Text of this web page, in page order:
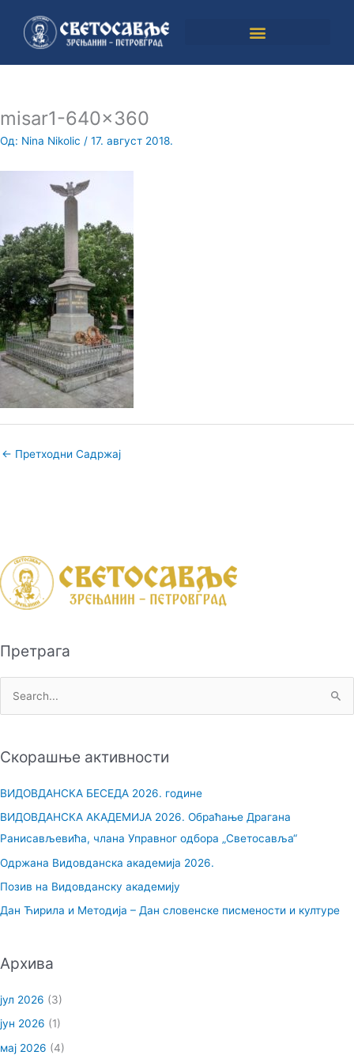
садржај
misar1-640×360
Од: Nina Nikolic / 17. август 2018.
← Претходни Садржај
Претрага
т
з
а
:
Скорашње активности
ВИДОВДАНСКА БЕСЕДА 2026. године
ВИДОВДАНСКА АКАДЕМИЈА 2026. Обраћање Драгана
Ранисављевића, члана Управног одбора „Светосавља“
Одржана Видовданска академија 2026.
Позив на Видовданску академију
Дан Ћирила и Методија – Дан словенске писмености и културе
Архива
јул 2026 (3)
јун 2026 (1)
мај 2026 (4)